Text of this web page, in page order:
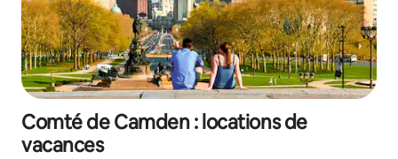
Comté de Camden : locations de
vacances